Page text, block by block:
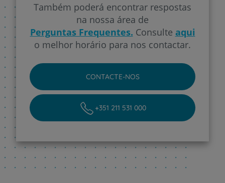
Também poderá encontrar respostas
na nossa área de
Perguntas Frequentes. Consulte aqui
o melhor horário para nos contactar.
CONTACTE-NOS
+351 211 531 000